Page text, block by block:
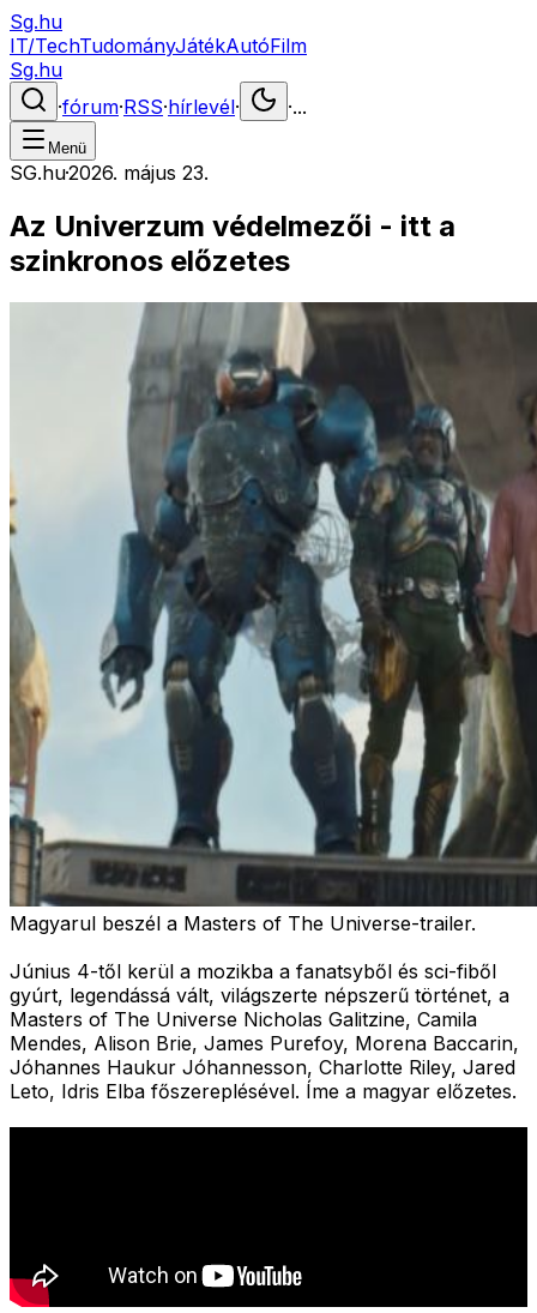
Sg.hu
IT/TechTudományJátékAutóFilm
Sg.hu
·fórum·RSS·hírlevél· ·...
Menü
SG.hu·2026. május 23.
Az Univerzum védelmezői - itt a
szinkronos előzetes
Magyarul beszél a Masters of The Universe-trailer.
Június 4-től kerül a mozikba a fanatsyből és sci-fiből
gyúrt, legendássá vált, világszerte népszerű történet, a
Masters of The Universe Nicholas Galitzine, Camila
Mendes, Alison Brie, James Purefoy, Morena Baccarin,
Jóhannes Haukur Jóhannesson, Charlotte Riley, Jared
Leto, Idris Elba főszereplésével. Íme a magyar előzetes.